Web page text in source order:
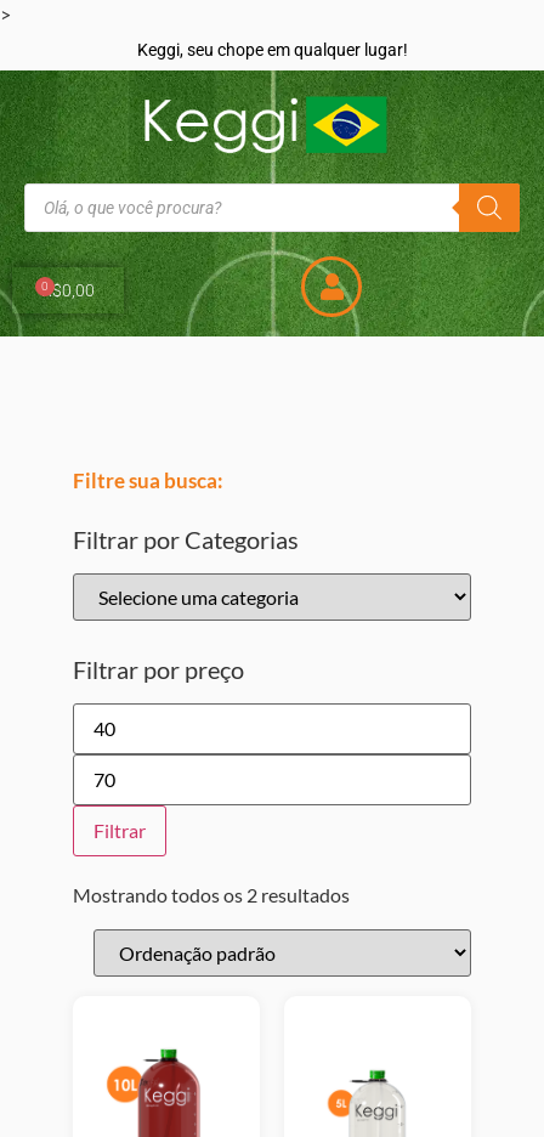
>
Keggi, seu chope em qualquer lugar!
R$0,00
0
Filtre sua busca:
Filtrar por Categorias
Filtrar por preço
Filtrar
Mostrando todos os 2 resultados